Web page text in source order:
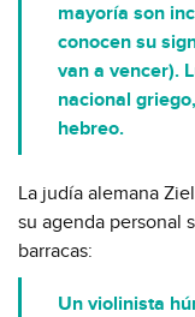
mayoría son
conocen su
van a vencer).
nacional
hebreo.
La judía alemana
su agenda personal
barracas:
Un violinista